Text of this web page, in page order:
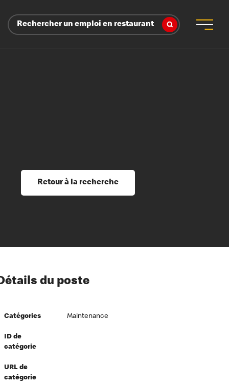
Rechercher un emploi en restaurant
et perfectionnement
du savoir
à l’égard de nos employés
directeurs
équité et inclusion
au travail
Retour à la recherche
du poste
Catégories Maintenance
ID de
catégorie
URL de
catégorie